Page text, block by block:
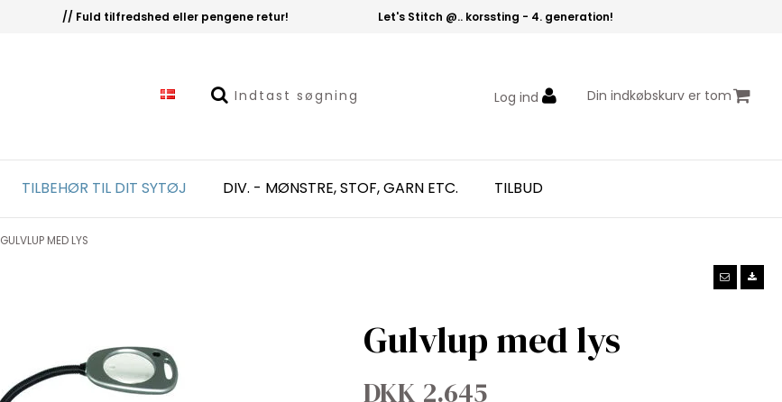
// Fuld tilfredshed eller pengene retur! Let's Stitch @.. korssting - 4. generation!
Log ind Din indkøbskurv er tom
TILBEHØR TIL DIT SYTØJ DIV. - MØNSTRE, STOF, GARN ETC. TILBUD
GULVLUP MED LYS
Gulvlup med lys
DKK 2.645